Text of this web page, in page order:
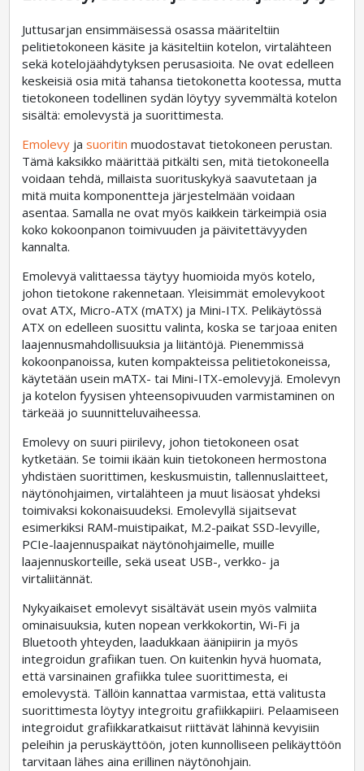
Juttusarjan ensimmäisessä osassa määriteltiin
pelitietokoneen käsite ja käsiteltiin kotelon, virtalähteen
sekä kotelojäähdytyksen perusasioita. Ne ovat edelleen
keskeisiä osia mitä tahansa tietokonetta kootessa, mutta
tietokoneen todellinen sydän löytyy syvemmältä kotelon
sisältä: emolevystä ja suorittimesta.
Emolevy jasuoritin muodostavat tietokoneen perustan.
Tämä kaksikko määrittää pitkälti sen, mitä tietokoneella
voidaan tehdä, millaista suorituskykyä saavutetaan ja
mitä muita komponentteja järjestelmään voidaan
asentaa. Samalla ne ovat myös kaikkein tärkeimpiä osia
koko kokoonpanon toimivuuden ja päivitettävyyden
kannalta.
Emolevyä valittaessa täytyy huomioida myös kotelo,
johon tietokone rakennetaan. Yleisimmät emolevykoot
ovat ATX, Micro-ATX (mATX) ja Mini-ITX. Pelikäytössä
ATX on edelleen suosittu valinta, koska se tarjoaa eniten
laajennusmahdollisuuksia ja liitäntöjä. Pienemmissä
kokoonpanoissa, kuten kompakteissa pelitietokoneissa,
käytetään usein mATX- tai Mini-ITX-emolevyjä. Emolevyn
ja kotelon fyysisen yhteensopivuuden varmistaminen on
tärkeää jo suunnitteluvaiheessa.
Emolevy on suuri piirilevy, johon tietokoneen osat
kytketään. Se toimii ikään kuin tietokoneen hermostona
yhdistäen suorittimen, keskusmuistin, tallennuslaitteet,
näytönohjaimen, virtalähteen ja muut lisäosat yhdeksi
toimivaksi kokonaisuudeksi. Emolevyllä sijaitsevat
esimerkiksi RAM-muistipaikat, M.2-paikat SSD-levyille,
PCIe-laajennuspaikat näytönohjaimelle, muille
laajennuskorteille, sekä useat USB-, verkko- ja
virtaliitännät.
Nykyaikaiset emolevyt sisältävät usein myös valmiita
ominaisuuksia, kuten nopean verkkokortin, Wi-Fi ja
Bluetooth yhteyden, laadukkaan äänipiirin ja myös
integroidun grafiikan tuen. On kuitenkin hyvä huomata,
että varsinainen grafiikka tulee suorittimesta, ei
emolevystä. Tällöin kannattaa varmistaa, että valitusta
suorittimesta löytyy integroitu grafiikkapiiri. Pelaamiseen
integroidut grafiikkaratkaisut riittävät lähinnä kevyisiin
peleihin ja peruskäyttöön, joten kunnolliseen pelikäyttöön
tarvitaan lähes aina erillinen näytönohjain.